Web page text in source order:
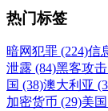
热门标签
暗网犯罪 (224)信
泄露 (84)黑客攻
国 (38)澳大利亚
加密货币 (29)美